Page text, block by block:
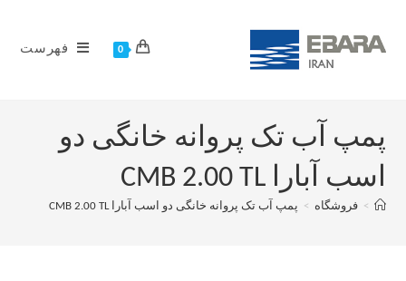
0 فهرست
پمپ آب تک پروانه خانگی دو
اسب آبارا CMB 2.00 TL
> فروشگاه > پمپ آب تک پروانه خانگی دو اسب آبارا CMB 2.00 TL